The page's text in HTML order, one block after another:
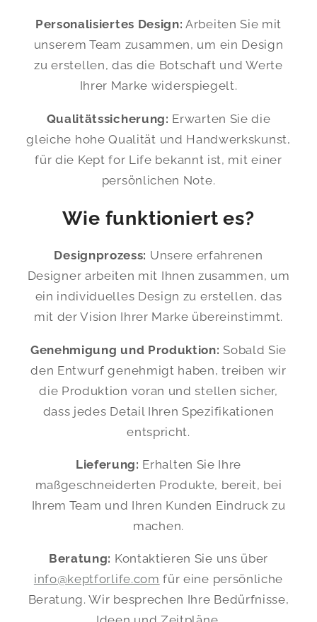
Personalisiertes Design: Arbeiten Sie mit
unserem Team zusammen, um ein Design
zu erstellen, das die Botschaft und Werte
Ihrer Marke widerspiegelt.
Qualitätssicherung: Erwarten Sie die
gleiche hohe Qualität und Handwerkskunst,
für die Kept for Life bekannt ist, mit einer
persönlichen Note.
Wie funktioniert es?
Designprozess: Unsere erfahrenen
Designer arbeiten mit Ihnen zusammen, um
ein individuelles Design zu erstellen, das
mit der Vision Ihrer Marke übereinstimmt.
Genehmigung und Produktion: Sobald Sie
den Entwurf genehmigt haben, treiben wir
die Produktion voran und stellen sicher,
dass jedes Detail Ihren Spezifikationen
entspricht.
Lieferung: Erhalten Sie Ihre
maßgeschneiderten Produkte, bereit, bei
Ihrem Team und Ihren Kunden Eindruck zu
machen.
Beratung: Kontaktieren Sie uns über
info@keptforlife.com für eine persönliche
Beratung. Wir besprechen Ihre Bedürfnisse,